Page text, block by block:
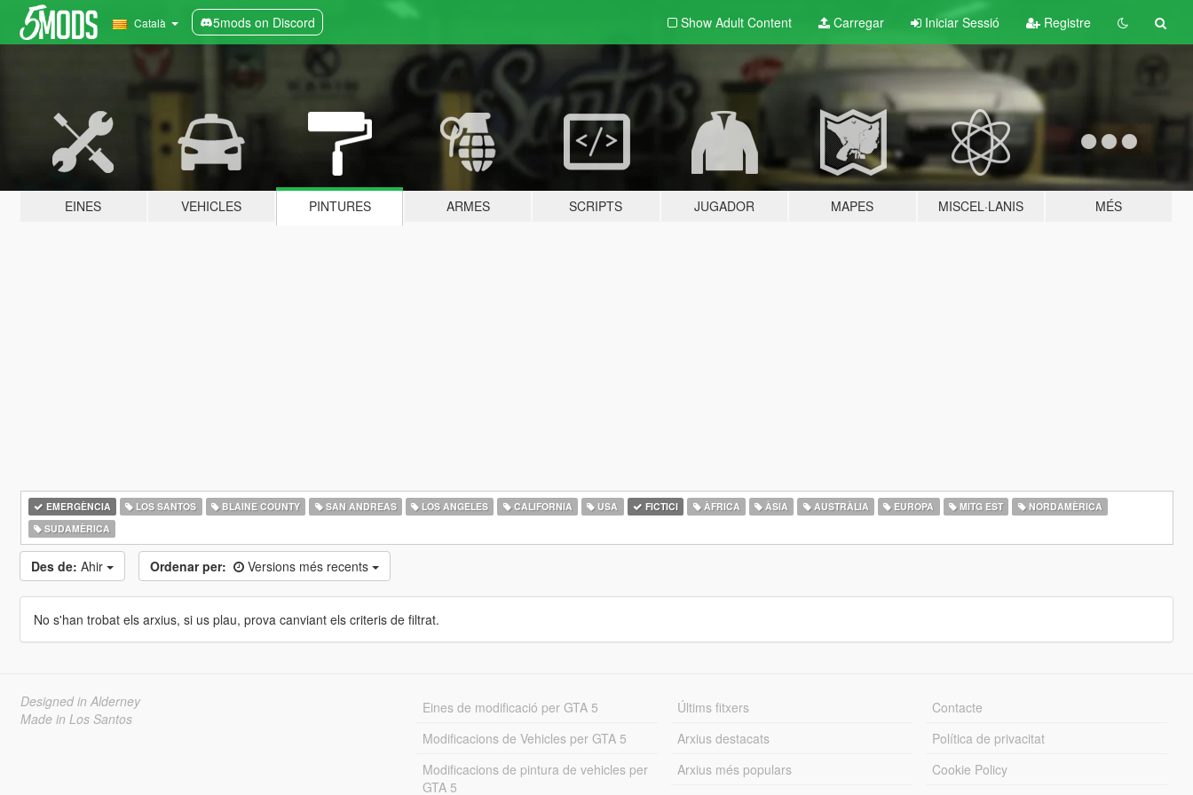
Català 5mods on Discord Show Adult Content Carregar Iniciar Sessió Registre
EINES VEHICLES PINTURES ARMES SCRIPTS JUGADOR MAPES MISCEL·LANIS MÉS
EMERGÈNCIA LOS SANTOS BLAINE COUNTY SAN ANDREAS LOS ANGELES CALIFORNIA USA FICTICI ÀFRICA ÀSIA AUSTRÀLIA EUROPA MITG EST
NORDAMÈRICA
SUDAMÈRICA
Des de: Ahir Ordenar per: Versions més recents
No s'han trobat els arxius, si us plau, prova canviant els criteris de filtrat.
Designed in Alderney
Made in Los Santos
Eines de modificació per GTA 5
Modificacions de Vehicles per GTA 5
Modificacions de pintura de vehicles per
GTA 5
Últims fitxers
Arxius destacats
Arxius més populars
Contacte
Política de privacitat
Cookie Policy